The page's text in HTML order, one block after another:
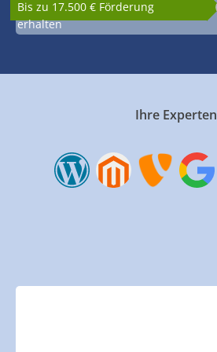
Bis zu 17.500 € Förderung
erhalten
Ihre Experten